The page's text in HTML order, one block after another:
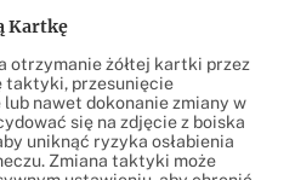
Kartkę
otrzymanie żółtej kartki przez
taktyki, przesunięcie
nawet dokonanie zmiany w
się na zdjęcie z boiska
uniknąć ryzyka osłabienia
Zmiana taktyki może